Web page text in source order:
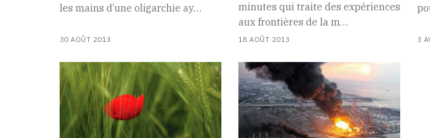
les mains d’une oligarchie ay…
30 AOÛT 2013
minutes qui traite des expériences
aux frontières de la m…
18 AOÛT 2013 3